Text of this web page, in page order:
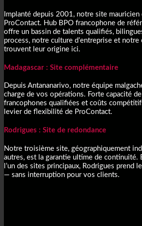
Implanté depuis 2001, notre site
ProContact. Hub BPO francophone de
offre un bassin de talents qualifiés,
process, notre culture d’entreprise et
trouvent leur origine ici.
Madagascar : Site complémentaire
Depuis Antananarivo, notre équipe
charge de vos opérations. Forte capacité
francophones qualifiées et coûts
levier de flexibilité de ProContact.
Rodrigues : Site de redondance
Notre troisième site, géographiquement
autres, est la garantie ultime de continuité.
l’un des sites principaux, Rodrigues prend
— sans interruption pour vos clients.